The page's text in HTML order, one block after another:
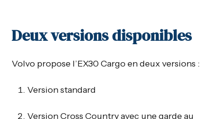
Deux versions disponibles
Volvo propose l’EX30 Cargo en deux versions :
Version standard
Version Cross Country avec une garde au